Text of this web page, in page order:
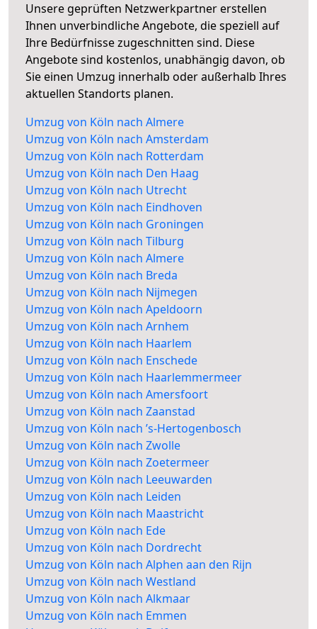
Unsere geprüften Netzwerkpartner erstellen
Ihnen unverbindliche Angebote, die speziell auf
Ihre Bedürfnisse zugeschnitten sind. Diese
Angebote sind kostenlos, unabhängig davon, ob
Sie einen Umzug innerhalb oder außerhalb Ihres
aktuellen Standorts planen.
Umzug von Köln nach Almere
Umzug von Köln nach Amsterdam
Umzug von Köln nach Rotterdam
Umzug von Köln nach Den Haag
Umzug von Köln nach Utrecht
Umzug von Köln nach Eindhoven
Umzug von Köln nach Groningen
Umzug von Köln nach Tilburg
Umzug von Köln nach Almere
Umzug von Köln nach Breda
Umzug von Köln nach Nijmegen
Umzug von Köln nach Apeldoorn
Umzug von Köln nach Arnhem
Umzug von Köln nach Haarlem
Umzug von Köln nach Enschede
Umzug von Köln nach Haarlemmermeer
Umzug von Köln nach Amersfoort
Umzug von Köln nach Zaanstad
Umzug von Köln nach ’s-Hertogenbosch
Umzug von Köln nach Zwolle
Umzug von Köln nach Zoetermeer
Umzug von Köln nach Leeuwarden
Umzug von Köln nach Leiden
Umzug von Köln nach Maastricht
Umzug von Köln nach Ede
Umzug von Köln nach Dordrecht
Umzug von Köln nach Alphen aan den Rijn
Umzug von Köln nach Westland
Umzug von Köln nach Alkmaar
Umzug von Köln nach Emmen